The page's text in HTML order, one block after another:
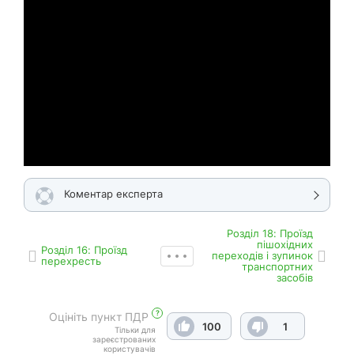
Коментар експерта
Роздiл 16: Проїзд
перехресть
Роздiл 18: Проїзд
пішохідних
переходів і зупинок
транспортних
засобів
Оцініть пункт ПДР ?
Тільки для
зареєстрованих
користувачів
100 1